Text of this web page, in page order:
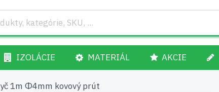
IZOLÁCIE MATERIÁL AKCIE
1m Φ4mm kovový prút